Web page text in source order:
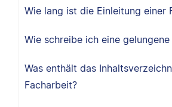
Wie lang ist die Einleitung einer
Wie schreibe ich eine
Was enthält das
Facharbeit?